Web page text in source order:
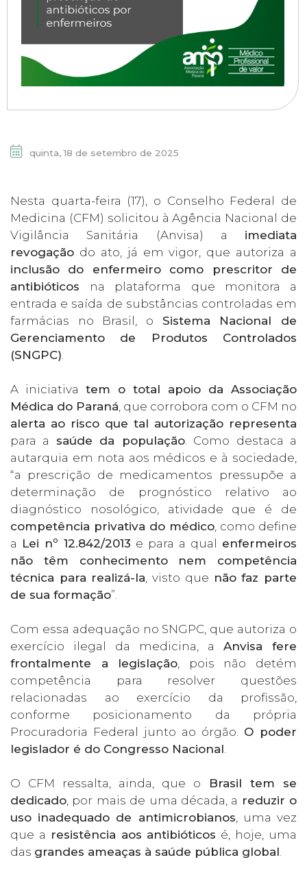
quinta, 18 de setembro de 2025
Nesta quarta-feira (17), o Conselho Federal de
Medicina (CFM) solicitou à Agência Nacional de
Vigilância Sanitária (Anvisa) a imediata
revogação do ato, já em vigor, que autoriza a
inclusão do enfermeiro como prescritor de
antibióticos na plataforma que monitora a
entrada e saída de substâncias controladas em
farmácias no Brasil, o Sistema Nacional de
Gerenciamento de Produtos Controlados
(SNGPC).
A iniciativa tem o total apoio da Associação
Médica do Paraná, que corrobora com o CFM no
alerta ao risco que tal autorização representa
para a saúde da população. Como destaca a
autarquia em nota aos médicos e à sociedade,
“a prescrição de medicamentos pressupõe a
determinação de prognóstico relativo ao
diagnóstico nosológico, atividade que é de
competência privativa do médico, como define
a Lei nº 12.842/2013 e para a qual enfermeiros
não têm conhecimento nem competência
técnica para realizá-la, visto que não faz parte
de sua formação”.
Com essa adequação no SNGPC, que autoriza o
exercício ilegal da medicina, a Anvisa fere
frontalmente a legislação, pois não detém
competência para resolver questões
relacionadas ao exercício da profissão,
conforme posicionamento da própria
Procuradoria Federal junto ao órgão. O poder
legislador é do Congresso Nacional.
O CFM ressalta, ainda, que o Brasil tem se
dedicado, por mais de uma década, a reduzir o
uso inadequado de antimicrobianos, uma vez
que a resistência aos antibióticos é, hoje, uma
das grandes ameaças à saúde pública global.